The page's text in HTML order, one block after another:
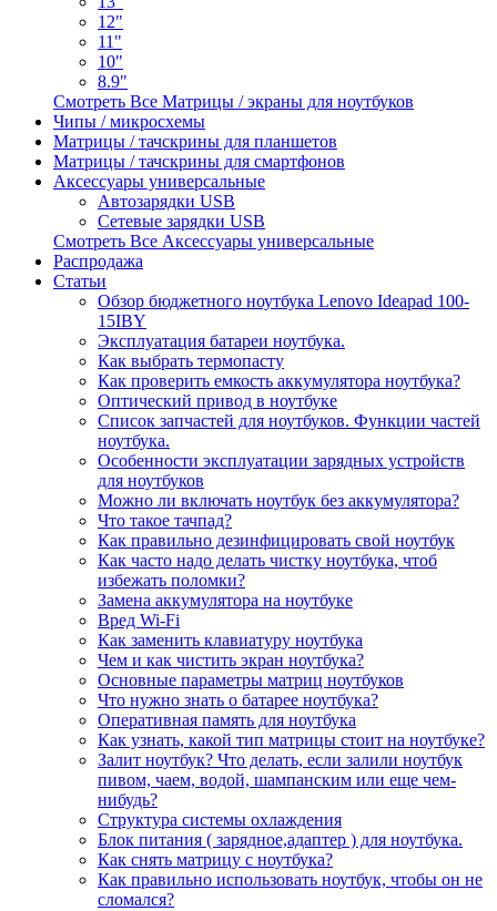
12"
11"
10"
8.9"
Смотреть Все Матрицы / экраны для ноутбуков
Чипы / микросхемы
Матрицы / тачскрины для планшетов
Матрицы / тачскрины для смартфонов
Аксессуары универсальные
Автозарядки USB
Сетевые зарядки USB
Смотреть Все Аксессуары универсальные
Распродажа
Статьи
Обзор бюджетного ноутбука Lenovo Ideapad 100-
15IBY
Эксплуатация батареи ноутбука.
Как выбрать термопасту
Как проверить емкость аккумулятора ноутбука?
Оптический привод в ноутбуке
Список запчастей для ноутбуков. Функции частей
ноутбука.
Особенности эксплуатации зарядных устройств
для ноутбуков
Можно ли включать ноутбук без аккумулятора?
Что такое тачпад?
Как правильно дезинфицировать свой ноутбук
Как часто надо делать чистку ноутбука, чтоб
избежать поломки?
Замена аккумулятора на ноутбуке
Вред Wi-Fi
Как заменить клавиатуру ноутбука
Чем и как чистить экран ноутбука?
Основные параметры матриц ноутбуков
Что нужно знать о батарее ноутбука?
Оперативная память для ноутбука
Как узнать, какой тип матрицы стоит на ноутбуке?
Залит ноутбук? Что делать, если залили ноутбук
пивом, чаем, водой, шампанским или еще чем-
нибудь?
Структура системы охлаждения
Блок питания ( зарядное,адаптер ) для ноутбука.
Как снять матрицу с ноутбука?
Как правильно использовать ноутбук, чтобы он не
сломался?